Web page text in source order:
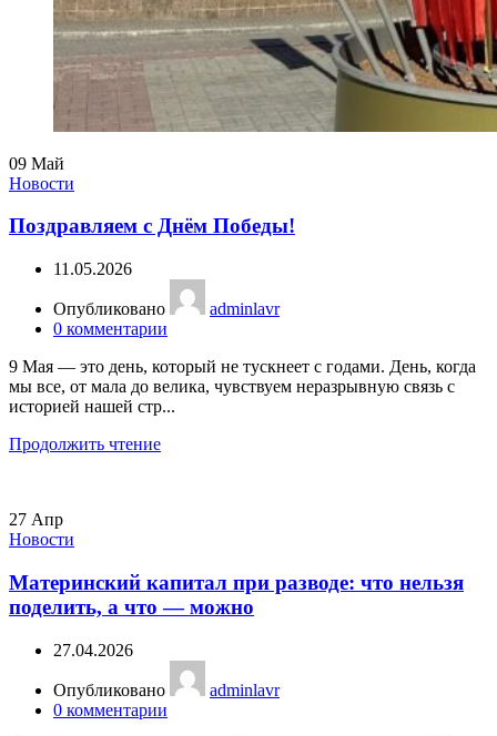
09 Май
Новости
Поздравляем с Днём Победы!
11.05.2026
Опубликовано
adminlavr
0 комментарии
9 Мая — это день, который не тускнеет с годами. День, когда
мы все, от мала до велика, чувствуем неразрывную связь с
историей нашей стр...
Продолжить чтение
27 Апр
Новости
Материнский капитал при разводе: что нельзя
поделить, а что — можно
27.04.2026
Опубликовано
adminlavr
0 комментарии